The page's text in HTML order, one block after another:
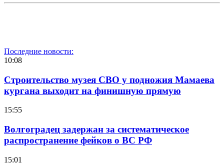
Последние новости:
10:08
Строительство музея СВО у подножия Мамаева
кургана выходит на финишную прямую
15:55
Волгоградец задержан за систематическое
распространение фейков о ВС РФ
15:01